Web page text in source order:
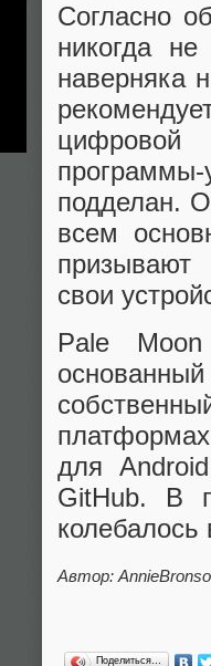
Согласно
никогда
наверняка
цифровой
подделан.
всем
призывают
свои
Pale
для
GitHub. В
Автор:
Поделиться…